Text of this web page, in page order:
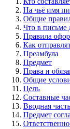
На чьё имя
Общие
Что в письме
Правила
Как
Преамбула
Предмет
Права и
Общие
Цель
Составные
Вводная часть
Предмет